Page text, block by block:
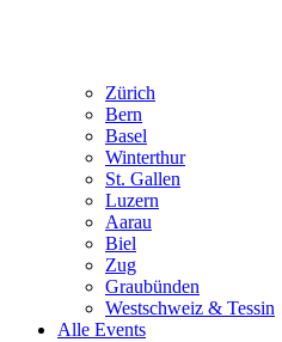
Zürich
Bern
Basel
Winterthur
St. Gallen
Luzern
Aarau
Biel
Zug
Graubünden
Westschweiz & Tessin
Alle Events